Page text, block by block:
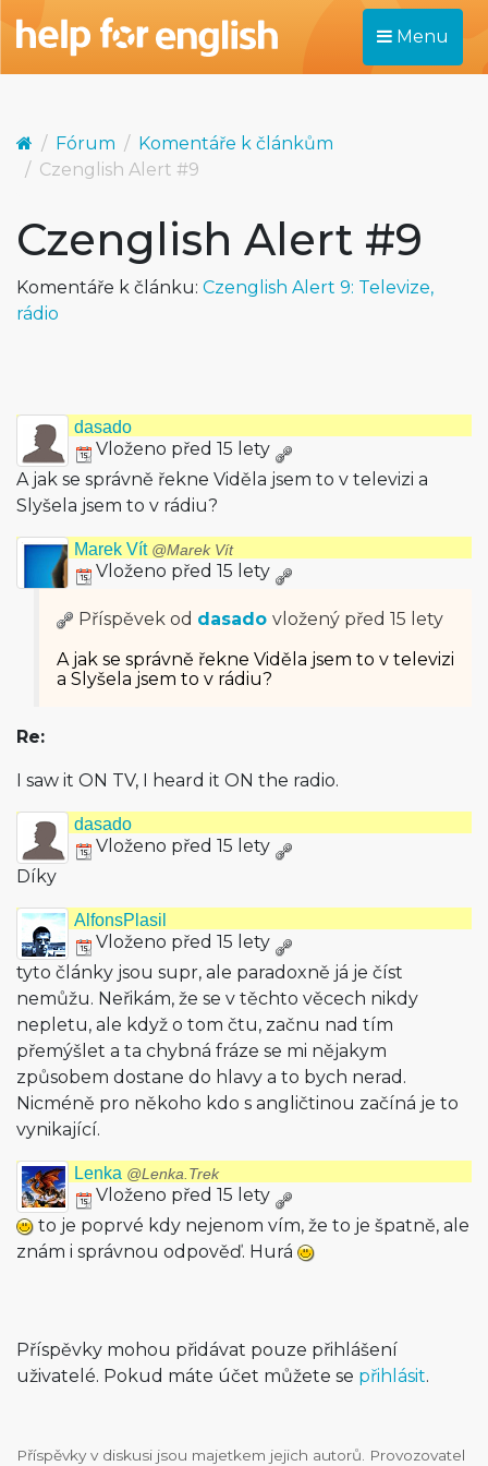
Menu
Fórum
Komentáře k článkům
Czenglish Alert #9
Czenglish Alert #9
Komentáře k článku: Czenglish Alert 9: Televize,
rádio
dasado
Vloženo před 15 lety
A jak se správně řekne Viděla jsem to v televizi a
Slyšela jsem to v rádiu?
Marek Vít @Marek Vít
Vloženo před 15 lety
Příspěvek od dasado vložený před 15 lety
A jak se správně řekne Viděla jsem to v televizi
a Slyšela jsem to v rádiu?
Re:
I saw it ON TV, I heard it ON the radio.
dasado
Vloženo před 15 lety
Díky
AlfonsPlasil
Vloženo před 15 lety
tyto články jsou supr, ale paradoxně já je číst
nemůžu. Neřikám, že se v těchto věcech nikdy
nepletu, ale když o tom čtu, začnu nad tím
přemýšlet a ta chybná fráze se mi nějakym
způsobem dostane do hlavy a to bych nerad.
Nicméně pro někoho kdo s angličtinou začíná je to
vynikající.
Lenka @Lenka.Trek
Vloženo před 15 lety
to je poprvé kdy nejenom vím, že to je špatně, ale
znám i správnou odpověď. Hurá
Příspěvky mohou přidávat pouze přihlášení
uživatelé. Pokud máte účet můžete se přihlásit.
Příspěvky v diskusi jsou majetkem jejich autorů. Provozovatel